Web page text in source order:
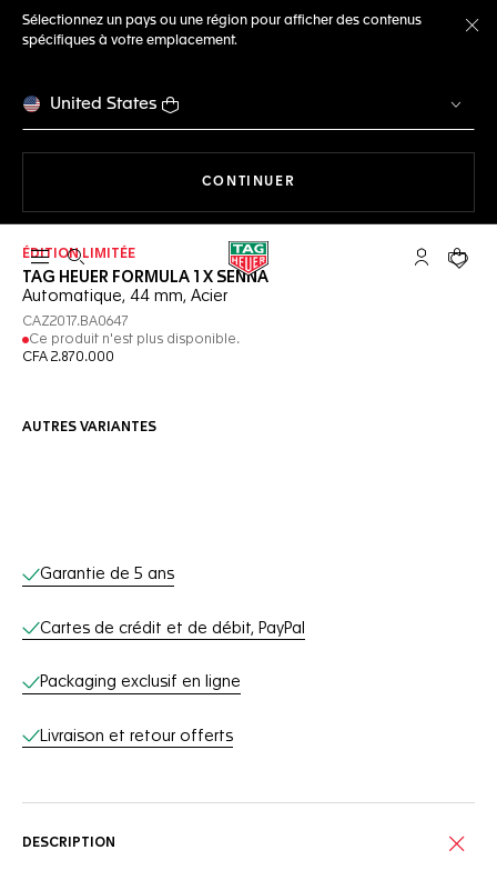
Sélectionnez un pays ou une région pour afficher des contenus
spécifiques à votre emplacement.
United States
CONTINUER
Ouvrir la barre de recherche Compte My
Votre
ÉDITION LIMITÉE
TAG HEUER FORMULA 1 X SENNA
Automatique, 44 mm, Acier
CAZ2017.BA0647
Ce produit n'est plus disponible.
CFA 2.870.000
AUTRES VARIANTES
Services en ligne
Garantie de 5 ans
Cartes de crédit et de débit, PayPal
Packaging exclusif en ligne
Livraison et retour offerts
DESCRIPTION